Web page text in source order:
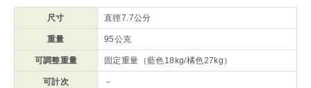
尺寸 直徑7.7公分
重量 95公克
可調整重量 固定重量（藍色18kg/橘色27kg ）
可計次 －